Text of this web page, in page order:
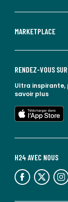
MARKETPLACE
H24 AVEC NOUS
lien vers l'espace réseaux sociaux lien vers l'espace réseaux sociaux lien vers l'espace
RENDEZ-VOUS
Ultra inspirante,
savoir plus
lien vers l'app store